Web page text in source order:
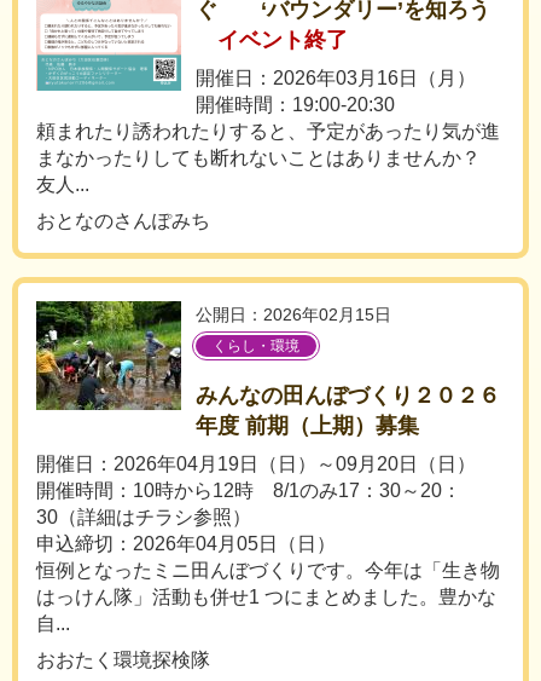
ぐ ‘バウンダリー’を知ろう
イベント終了
開催日：2026年03月16日（月）
開催時間：19:00-20:30
頼まれたり誘われたりすると、予定があったり気が進
まなかったりしても断れないことはありませんか？
友人...
おとなのさんぽみち
公開日：2026年02月15日
くらし・環境
みんなの田んぼづくり２０２６
年度 前期（上期）募集
開催日：2026年04月19日（日）～09月20日（日）
開催時間：10時から12時 8/1のみ17：30～20：
30（詳細はチラシ参照）
申込締切：2026年04月05日（日）
恒例となったミニ田んぼづくりです。今年は「生き物
はっけん隊」活動も併せ1 つにまとめました。豊かな
自...
おおたく環境探検隊